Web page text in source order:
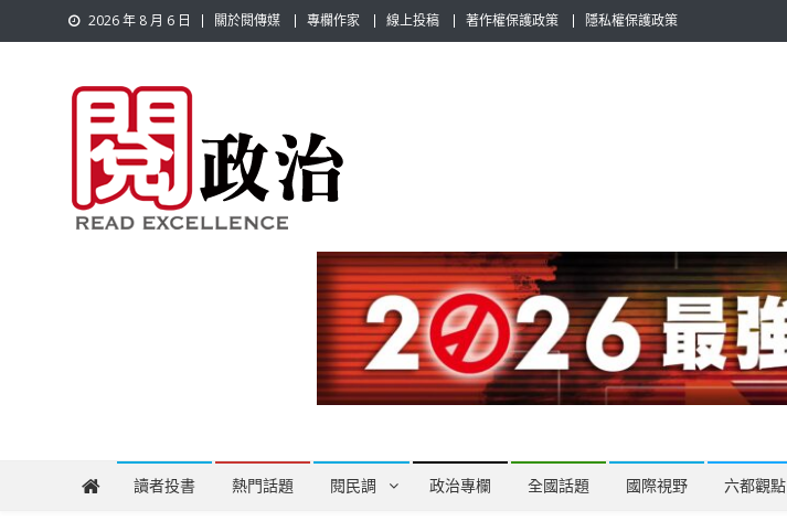
to
2026 年 8 月 6 日 關於閱傳媒 專欄作家 線上投稿 著作權保護政策 隱私權保護政策
閱政治 Read Gov News
讀者投書 熱門話題 閱民調 政治專欄 全國話題 國際視野 六都觀點